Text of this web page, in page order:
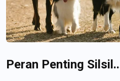
Peran Penting